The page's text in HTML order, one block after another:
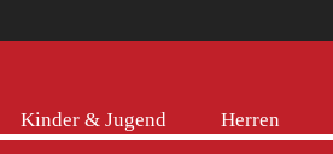
Kinder & Jugend Herren